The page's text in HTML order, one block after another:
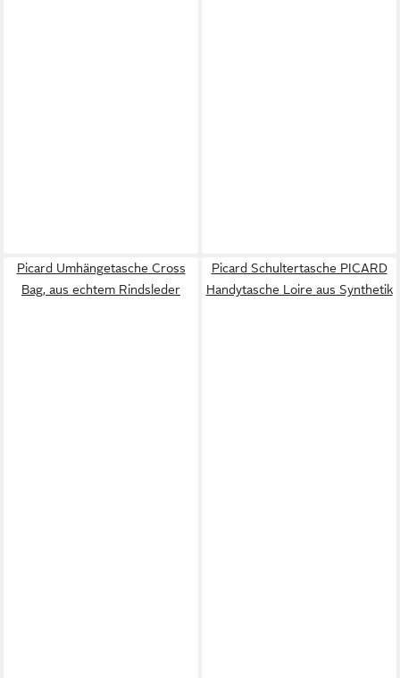
Picard Umhängetasche Cross
Bag, aus echtem Rindsleder
Picard Schultertasche PICARD
Handytasche Loire aus Synthetik